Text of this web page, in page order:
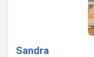
Sandra